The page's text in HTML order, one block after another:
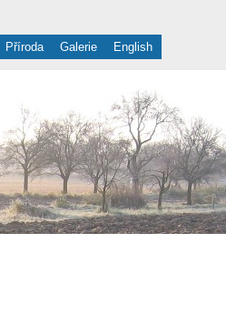
Příroda Galerie English
Hodov